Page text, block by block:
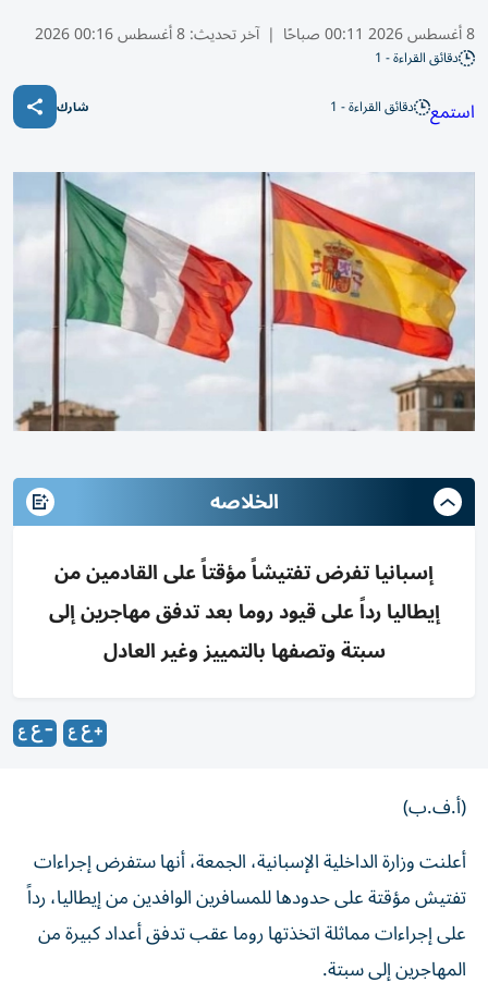
8 أغسطس 2026 00:11 صباحًا | آخر تحديث:8 أغسطس 00:16 2026
دقائق القراءة - 1
استمع دقائق القراءة - 1 شارك
الخلاصه
إسبانيا تفرض تفتيشاً مؤقتاً على القادمين من
إيطاليا رداً على قيود روما بعد تدفق مهاجرين إلى
سبتة وتصفها بالتمييز وغير العادل
(أ.ف.ب)
أعلنت وزارة الداخلية الإسبانية، الجمعة، أنها ستفرض إجراءات
تفتيش مؤقتة على حدودها للمسافرين الوافدين من إيطاليا، رداً
على إجراءات مماثلة اتخذتها روما عقب تدفق أعداد كبيرة من
المهاجرين إلى سبتة.